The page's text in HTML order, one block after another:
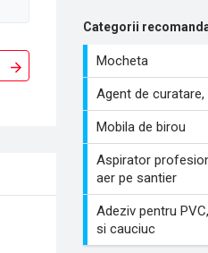
Categorii
Mocheta
Agent de
Mobila de birou
Aspirator
aer pe santier
Adeziv pentru
si cauciuc